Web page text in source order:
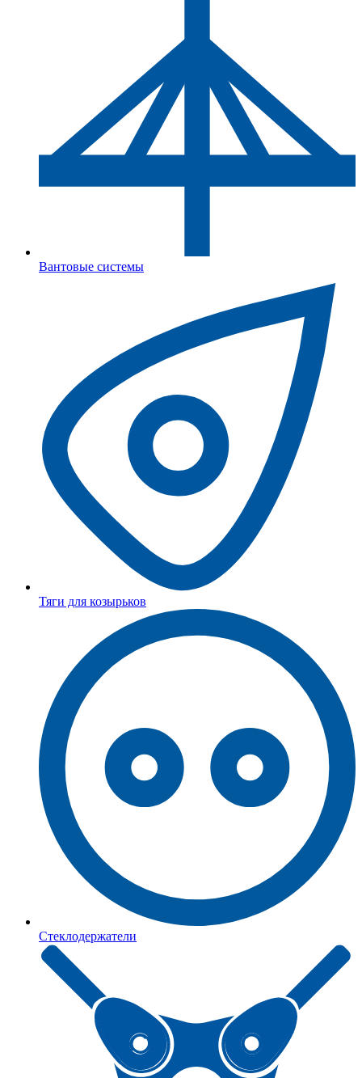
Вантовые системы
Тяги для козырьков
Стеклодержатели